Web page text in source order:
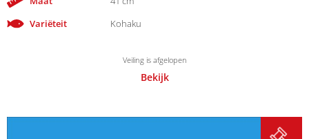
Variëteit
Kohaku
Veiling is afgelopen
Bekijk